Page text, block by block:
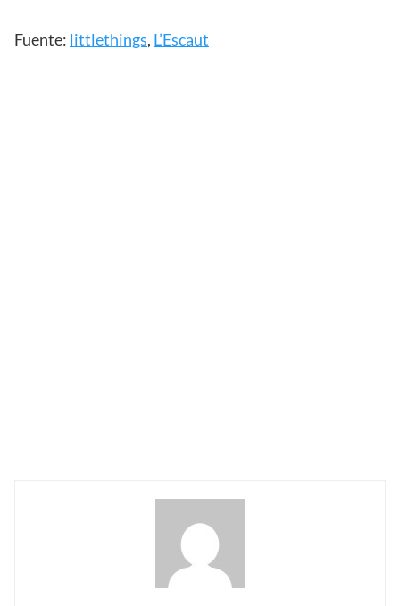
Fuente: littlethings, L’Escaut